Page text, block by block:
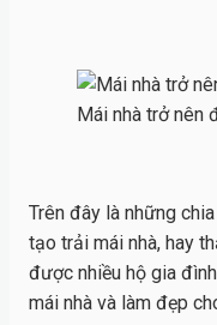
Mái nhà trở nên
Trên đây là những
tạo trải mái nhà, hay
được nhiều hộ gia
mái nhà và làm đẹp